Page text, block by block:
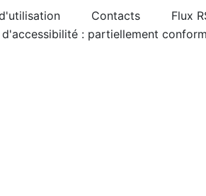
Contacts
Flux
: partiellement